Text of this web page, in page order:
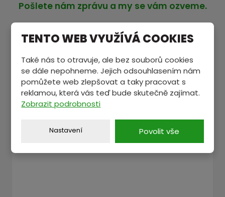
Pošlete nám zprávu a my se vám ozveme.
Jméno a příjmení *
E-mail *
Text zprávy *
TENTO WEB VYUŽÍVÁ COOKIES
Také nás to otravuje, ale bez souborů cookies
se dále nepohneme. Jejich odsouhlasením nám
pomůžete web zlepšovat a taky pracovat s
reklamou, která vás teď bude skutečně zajímat.
Zobrazit podrobnosti
Nastavení Povolit vše